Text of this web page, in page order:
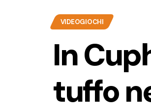
VIDEOGIOCHI
In
tuffo